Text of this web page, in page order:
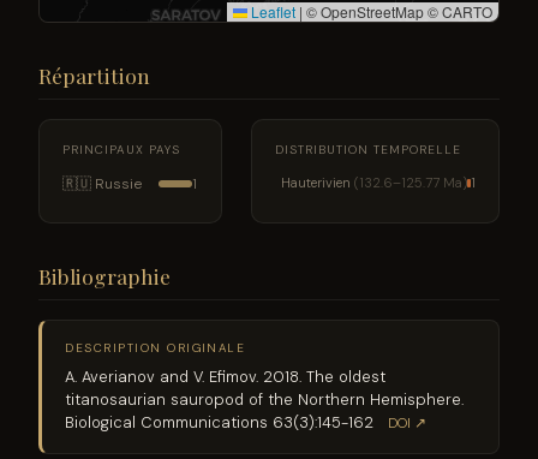
Leaflet | © OpenStreetMap © CARTO
Répartition
PRINCIPAUX PAYS
🇷🇺 Russie 1
DISTRIBUTION TEMPORELLE
Hauterivien (132.6–125.77 Ma) 1
Bibliographie
DESCRIPTION ORIGINALE
A. Averianov and V. Efimov. 2018. The oldest
titanosaurian sauropod of the Northern Hemisphere.
Biological Communications 63(3):145-162
DOI ↗